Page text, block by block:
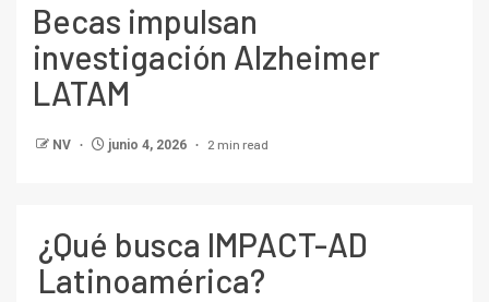
Becas impulsan
investigación Alzheimer
LATAM
NV junio 4, 2026 2 min read
¿Qué busca IMPACT-AD
Latinoamérica?